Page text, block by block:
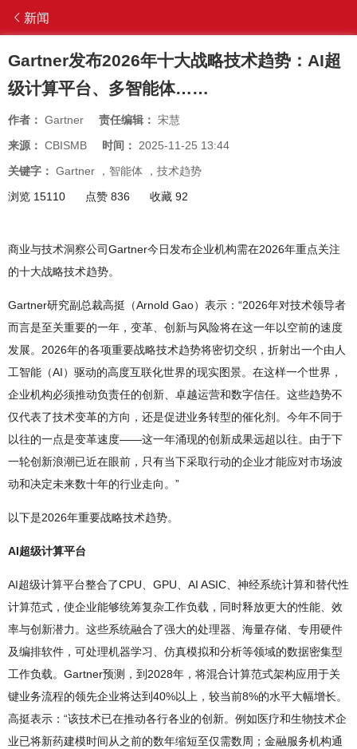
新闻
Gartner发布2026年十大战略技术趋势：AI超
级计算平台、多智能体……
作者： Gartner 责任编辑： 宋慧
来源： CBISMB 时间： 2025-11-25 13:44
关键字： Gartner ， 智能体 ， 技术趋势
浏览 15110
点赞 836 收藏 92
商业与技术洞察公司Gartner今日发布企业机构需在2026年重点关注
的十大战略技术趋势。
Gartner研究副总裁高挺（Arnold Gao）表示：“2026年对技术领导者
而言是至关重要的一年，变革、创新与风险将在这一年以空前的速度
发展。2026年的各项重要战略技术趋势将密切交织，折射出一个由人
工智能（AI）驱动的高度互联化世界的现实图景。在这样一个世界，
企业机构必须推动负责任的创新、卓越运营和数字信任。这些趋势不
仅代表了技术变革的方向，还是促进业务转型的催化剂。今年不同于
以往的一点是变革速度——这一年涌现的创新成果远超以往。由于下
一轮创新浪潮已近在眼前，只有当下采取行动的企业才能应对市场波
动和决定未来数十年的行业走向。”
以下是2026年重要战略技术趋势。
AI超级计算平台
AI超级计算平台整合了CPU、GPU、AI ASIC、神经系统计算和替代性
计算范式，使企业能够统筹复杂工作负载，同时释放更大的性能、效
率与创新潜力。这些系统融合了强大的处理器、海量存储、专用硬件
及编排软件，可处理机器学习、仿真模拟和分析等领域的数据密集型
工作负载。Gartner预测，到2028年，将混合计算范式架构应用于关
键业务流程的领先企业将达到40%以上，较当前8%的水平大幅增长。
高挺表示：“该技术已在推动各行各业的创新。例如医疗和生物技术企
业已将新药建模时间从之前的数年缩短至仅需数周；金融服务机构通